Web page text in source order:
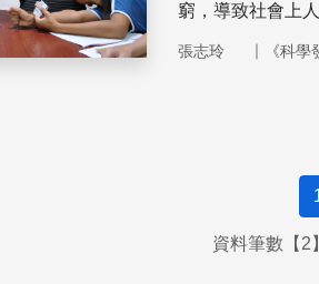
窮，導致社會上
什麼？
張志玲 ｜ 《科
資料筆數【2